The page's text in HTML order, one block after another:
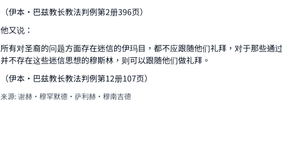
（伊本·巴兹教长教法判例第2册396页）
他又说：
所有对圣裔的问题方面存在迷信的伊玛目，都不应跟随他们礼拜，对于那些通
并不存在这些迷信思想的穆斯林，则可以跟随他们做礼拜。
（伊本·巴兹教长教法判例第12册107页）
来源: 谢赫·穆罕默德·萨利赫·穆南吉德
"A person who leads others to doing what is good will earn
Support IslamQA